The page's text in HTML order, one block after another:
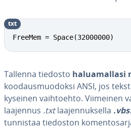
FreeMem = Space(32000000)
txt
Tallenna tiedosto ha­lua­mal­la­si
koo­daus­muo­dok­si ANSI, jos
kyseinen vaih­toeh­to. Viimeinen
laa­jen­nus .txtlaa­jen­nuk­sel­la .vbs
tunnistaa tiedoston